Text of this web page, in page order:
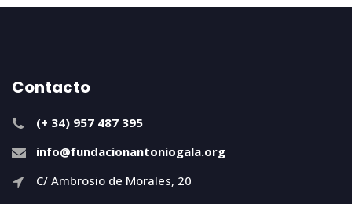
Contacto
(+ 34) 957 487 395
info@fundacionantoniogala.org
C/ Ambrosio de Morales, 20